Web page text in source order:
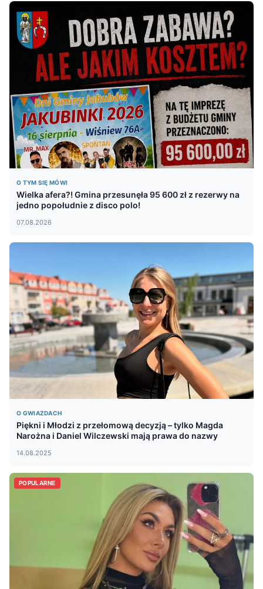
O TYM SIĘ MÓWI
Wielka afera?! Gmina przesunęła 95 600 zł z rezerwy na
jedno popołudnie z disco polo!
07.08.2026
O GWIAZDACH
Piękni i Młodzi z przełomową decyzją – tylko Magda
Narożna i Daniel Wilczewski mają prawa do nazwy
14.08.2025
POPULARNE